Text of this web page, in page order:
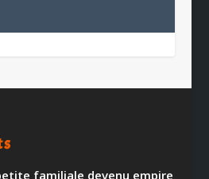
familiale devenu empire